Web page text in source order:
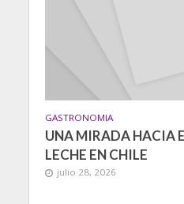
GASTRONOMIA
UNA MIRADA HACIA
LECHE EN CHILE
julio 28, 2026